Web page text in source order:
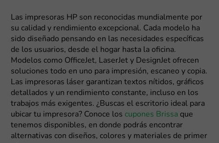
Las impresoras HP son reconocidas mundialmente por
su calidad y rendimiento excepcional. Cada modelo ha
sido diseñado pensando en las necesidades específicas
de los usuarios, desde el hogar hasta la oficina.
Modelos como OfficeJet, LaserJet y DesignJet ofrecen
soluciones todo en uno para impresión, escaneo y copia.
Las impresoras láser garantizan textos nítidos, gráficos
detallados y un rendimiento constante, incluso en los
trabajos más exigentes. ¿Buscas el escritorio ideal para
ubicar tu impresora? Conoce los cupones Brissa que
tenemos disponibles, en donde podrás encontrar
alternativas con diseños, colores y materiales de primer